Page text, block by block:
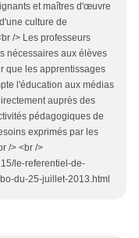
et maîtres d'œuvre
culture de
/> Les professeurs
nécessaires aux élèves
que les apprentissages
l'éducation aux médias
auprès des
pédagogiques de
exprimés par les
/> <br />
le-referentiel-de-
du-25-juillet-2013.html